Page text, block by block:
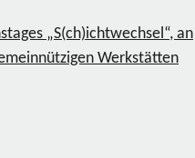
„S(ch)ichtwechsel“, an
Werkstätten